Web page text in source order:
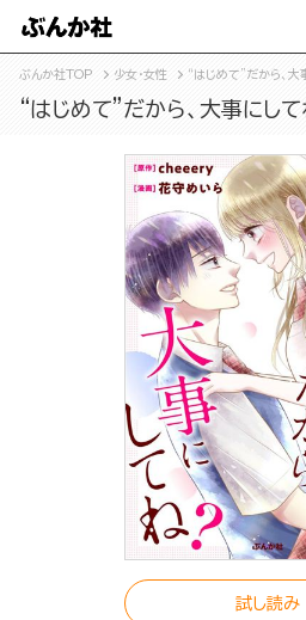
ぶんか社TOP 少女・女性 “はじめて”だから、大
“はじめて”だから、大事にして
試し読み